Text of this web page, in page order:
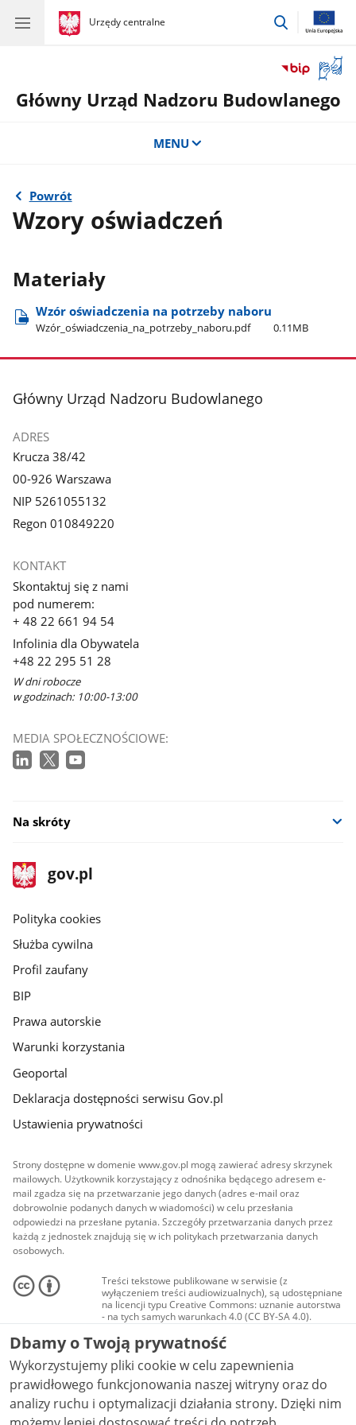
gov.pl
Urzędy centralne
gov.pl
Urzędy
przejdź
okno
z
Główny Urząd Nadzoru Budowlanego
MENU
Powrót
Wzory oświadczeń
Materiały
Wzór oświadczenia na potrzeby naboru
Wzór​_oświadczenia​_na​_potrzeby​_naboru.pdf 0.11MB
stopka
Główny Urząd Nadzoru Budowlanego
ADRES
Krucza 38/42
00-926 Warszawa
NIP 5261055132
Regon 010849220
KONTAKT
Skontaktuj się z nami
pod numerem:
+ 48 22 661 94 54
Infolinia dla Obywatela
+48 22 295 51 28
W dni robocze
w godzinach: 10:00-13:00
MEDIA SPOŁECZNOŚCIOWE:
Na skróty
stopka
gov.pl
Strona
gov.pl
gov.pl
Polityka cookies
Służba cywilna
Profil zaufany
BIP
Prawa autorskie
Warunki korzystania
Geoportal
Deklaracja dostępności serwisu Gov.pl
Ustawienia prywatności
Strony dostępne w domenie www.gov.pl mogą zawierać adresy skrzynek
mailowych. Użytkownik korzystający z odnośnika będącego adresem e-
mail zgadza się na przetwarzanie jego danych (adres e-mail oraz
dobrowolnie podanych danych w wiadomości) w celu przesłania
odpowiedzi na przesłane pytania. Szczegóły przetwarzania danych przez
każdą z jednostek znajdują się w ich politykach przetwarzania danych
osobowych.
Treści tekstowe publikowane w serwisie (z
wyłączeniem treści audiowizualnych), są udostępniane
na licencji typu Creative Commons: uznanie autorstwa
- na tych samych warunkach 4.0 (CC BY-SA 4.0).
Materiały audiowizualne, w tym zdjęcia, materiały
audio i wideo, są udostępniane na licencji typu
Creative Commons: uznanie autorstwa użycie
niekomercyjne - bez utworów zależnych 4.0 (CC BY-
NC-ND 4.0), o ile nie jest to stwierdzone inaczej.
Dbamy o Twoją prywatność
Wykorzystujemy pliki cookie w celu zapewnienia
prawidłowego funkcjonowania naszej witryny oraz do
analizy ruchu i optymalizacji działania strony. Dzięki nim